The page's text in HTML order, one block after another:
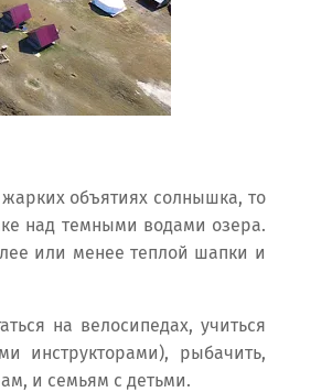
объятиях солнышка, то
над темными водами озера.
или менее теплой шапки и
на велосипедах, учиться
инструкторами), рыбачить,
и семьям с детьми.